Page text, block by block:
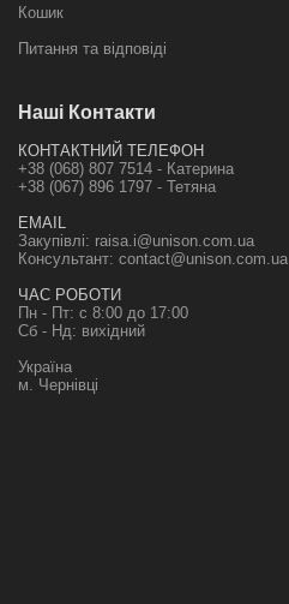
Кошик
Питання та відповіді
Наші Контакти
КОНТАКТНИЙ ТЕЛЕФОН
+38 (068) 807 7514 - Катерина
+38 (067) 896 1797 - Тетяна
EMAIL
Закупівлі: raisa.i@unison.com.ua
Консультант: contact@unison.com.ua
ЧАС РОБОТИ
Пн - Пт: с 8:00 до 17:00
Сб - Нд: вихідний
Україна
м. Чернівці